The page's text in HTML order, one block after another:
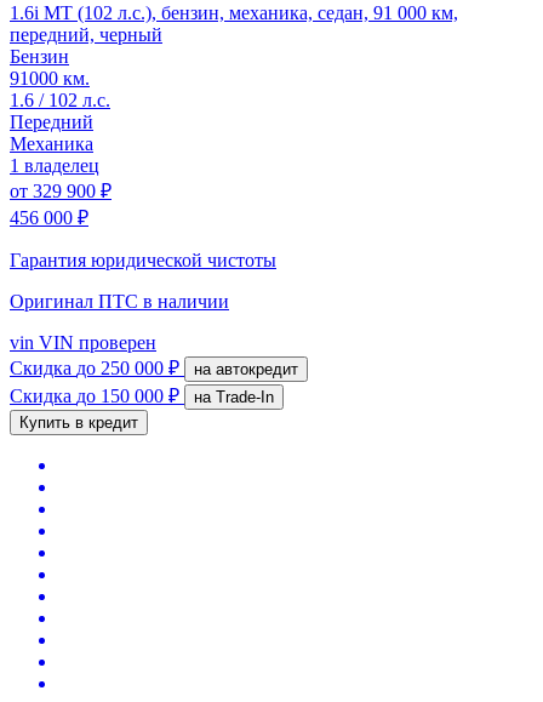
1.6i MT (102 л.с.), бензин, механика, седан, 91 000 км,
передний, черный
Бензин
91000 км.
1.6 / 102 л.с.
Передний
Механика
1 владелец
от 329 900 ₽
456 000 ₽
Гарантия юридической чистоты
Оригинал ПТС в наличии
vin VIN проверен
Скидка до 250 000 ₽ на автокредит
Скидка до 150 000 ₽
на Trade-In
Купить в кредит